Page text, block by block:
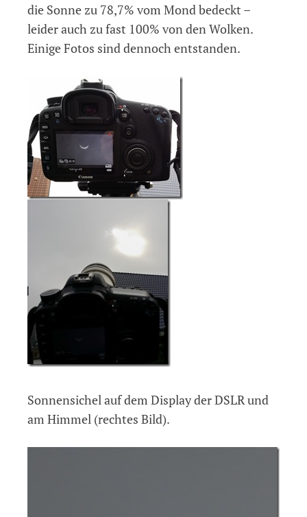
die Sonne zu 78,7% vom Mond bedeckt –
leider auch zu fast 100% von den Wolken.
Einige Fotos sind dennoch entstanden.
Sonnensichel auf dem Display der DSLR und
am Himmel (rechtes Bild).